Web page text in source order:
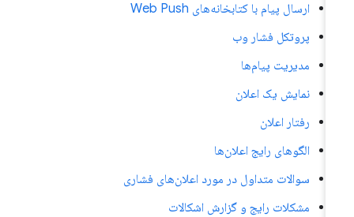
ارسال پیام با کتابخانه‌های Web Push
پروتکل فشار وب
مدیریت پیام‌ها
نمایش یک اعلان
رفتار اعلان
الگوهای رایج اعلان‌ها
سوالات متداول در مورد اعلان‌های فشاری
مشکلات رایج و گزارش اشکالات